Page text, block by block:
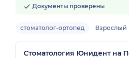
Документы проверены
стоматолог-ортопед Взрослый
Стоматология Юнидент на